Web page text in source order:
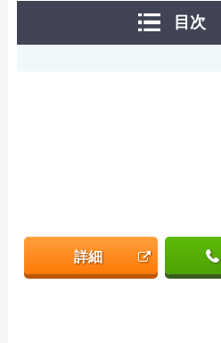
目次
詳細